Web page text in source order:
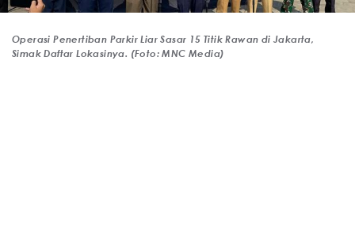
Operasi Penertiban Parkir Liar Sasar 15 Titik Rawan di Jakarta,
Simak Daftar Lokasinya. (Foto: MNC Media)